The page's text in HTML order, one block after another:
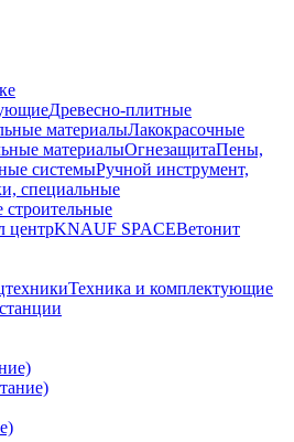
Древесно-плитные
материалыЛакокрасочные
материалыОгнезащитаПены,
системыРучной инструмент,
специальные
строительные
центрKNAUF SPACEВетонит
Техника и комплектующие